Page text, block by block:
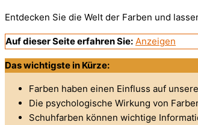
Entdecken Sie die Welt der Farben und
Auf dieser Seite erfahren Sie: Anzeigen
Das wichtigste in Kürze:
Farben haben einen Einfluss auf
Die psychologische Wirkung von
Schuhfarben können wichtige